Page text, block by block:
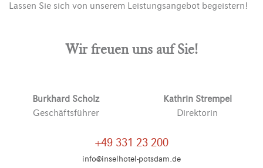
Lassen Sie sich von unserem Leistungsangebot begeistern!
Wir freuen uns auf Sie!
Burkhard Scholz
Geschäftsführer
Kathrin Strempel
Direktorin
+49 331 23 200
info@inselhotel-potsdam.de